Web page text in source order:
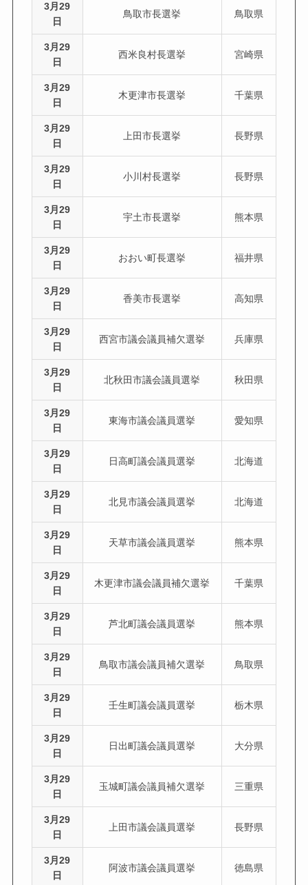
3月29
日
鳥取市長選挙 鳥取県
3月29
日
西米良村長選挙 宮崎県
3月29
日
木更津市長選挙 千葉県
3月29
日
上田市長選挙 長野県
3月29
日
小川村長選挙 長野県
3月29
日
宇土市長選挙 熊本県
3月29
日
おおい町長選挙 福井県
3月29
日
香美市長選挙 高知県
3月29
日
西宮市議会議員補欠選挙 兵庫県
3月29
日
北秋田市議会議員選挙 秋田県
3月29
日
東海市議会議員選挙 愛知県
3月29
日
日高町議会議員選挙 北海道
3月29
日
北見市議会議員選挙 北海道
3月29
日
天草市議会議員選挙 熊本県
3月29
日
木更津市議会議員補欠選挙 千葉県
3月29
日
芦北町議会議員選挙 熊本県
3月29
日
鳥取市議会議員補欠選挙 鳥取県
3月29
日
壬生町議会議員選挙 栃木県
3月29
日
日出町議会議員選挙 大分県
3月29
日
玉城町議会議員補欠選挙 三重県
3月29
日
上田市議会議員選挙 長野県
3月29
日
阿波市議会議員選挙 徳島県